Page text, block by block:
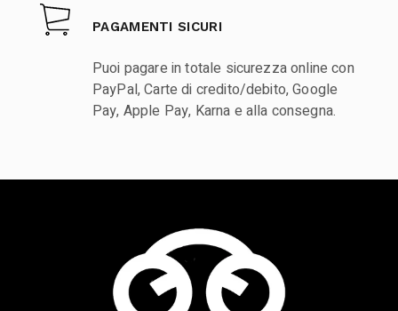
PAGAMENTI SICURI
Puoi pagare in totale sicurezza online con
PayPal, Carte di credito/debito, Google
Pay, Apple Pay, Karna e alla consegna.